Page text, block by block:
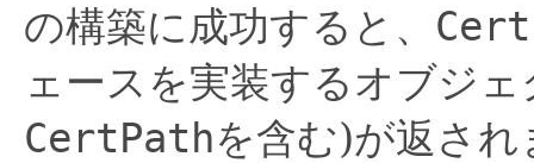
の構築に成功すると、
ェースを実装するオブジ
CertPathを含む)が返され